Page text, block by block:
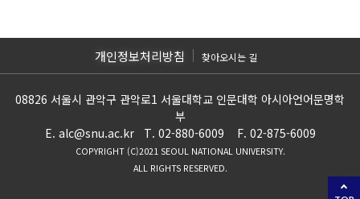
개인정보처리방침 찾아오시는 길
08826 서울시 관악구 관악로1 서울대학교 인문대학 아시아언어문명학
부
E. alc@snu.ac.kr T. 02-880-6009 F. 02-875-6009
COPYRIGHT (C)2021 SEOUL NATIONAL UNIVERSITY.
ALL RIGHTS RESERVED.